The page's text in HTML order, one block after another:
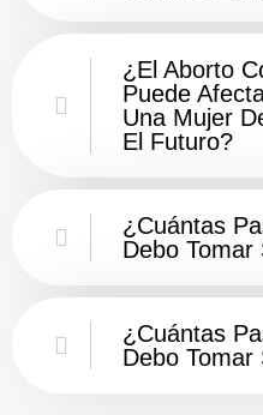
¿El Aborto
Puede
Una Mujer
El Futuro?
¿Cuántas
Debo Tomar
¿Cuántas
Debo Tomar